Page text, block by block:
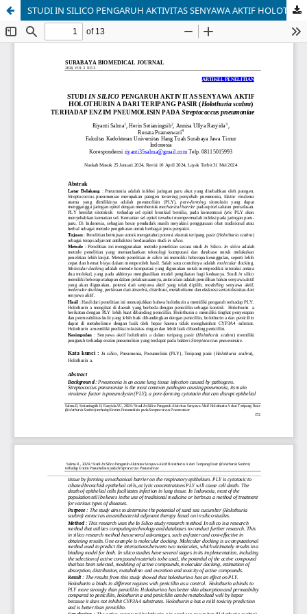
STUDI IN SILICO PENGARUH AKTIVITAS SENYAWA AKTIF HOLOTHURIN A DARI TERIPANG PASIR (Holothuria scabra) TERHADAP ENZIM PNEUMOLISIN PADA Streptococcus pneumoniae